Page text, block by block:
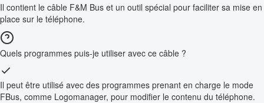
Il contient le câble F&M Bus et un outil spécial pour faciliter sa mise en
place sur le téléphone.
Quels programmes puis-je utiliser avec ce câble ?
Il peut être utilisé avec des programmes prenant en charge le mode
FBus, comme Logomanager, pour modifier le contenu du téléphone.